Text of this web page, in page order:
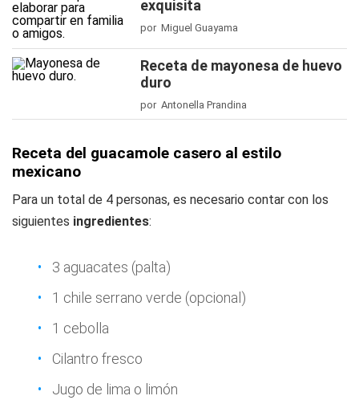
exquisita
por Miguel Guayama
Receta de mayonesa de huevo
duro
por Antonella Prandina
Receta del guacamole casero al estilo
mexicano
Para un total de 4 personas, es necesario contar con los
siguientes ingredientes:
3 aguacates (palta)
1 chile serrano verde (opcional)
1 cebolla
Cilantro fresco
Jugo de lima o limón